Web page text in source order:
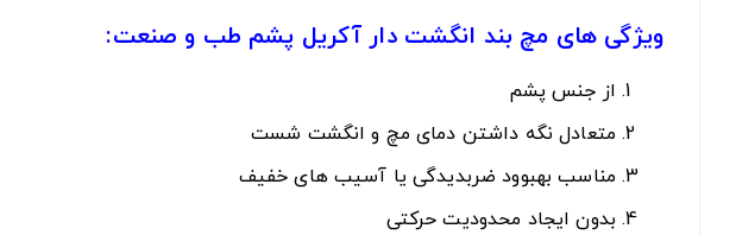
ویژگی های مچ بند انگشت دار آکریل پشم طب و صنعت:
از جنس پشم
متعادل نگه داشتن دمای مچ و انگشت شست
مناسب بهبوود ضربدیدگی یا آسیب های خفیف
بدون ایجاد محدودیت حرکتی